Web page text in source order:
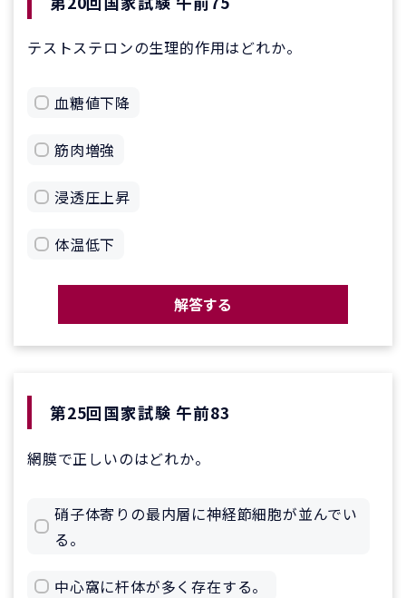
テストステロンの生理的作用はどれか。
血糖値下降
筋肉増強
浸透圧上昇
体温低下
解答する
第25回国家試験 午前83
網膜で正しいのはどれか。
硝子体寄りの最内層に神経節細胞が並んでい
る。
中心窩に杆体が多く存在する。